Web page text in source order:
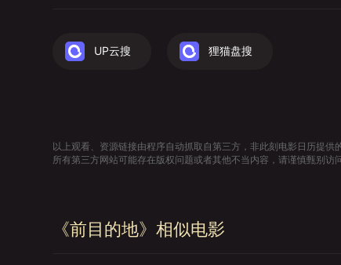
UP云搜 狸猫盘搜
以上观看、资源链接由程序自动抓取自第三方，非此刻电影日历提供
所有第三方网站可能存在版权问题或者其他不当内容，请谨慎甄别访
《前目的地》相似电影